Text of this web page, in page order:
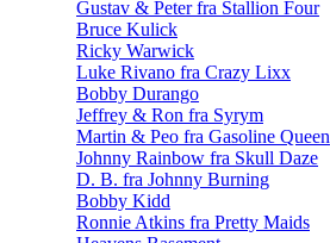
Gustav & Peter fra Stallion Four
Bruce Kulick
Ricky Warwick
Luke Rivano fra Crazy Lixx
Bobby Durango
Jeffrey & Ron fra Syrym
Martin & Peo fra Gasoline Queen
Johnny Rainbow fra Skull Daze
D. B. fra Johnny Burning
Bobby Kidd
Ronnie Atkins fra Pretty Maids